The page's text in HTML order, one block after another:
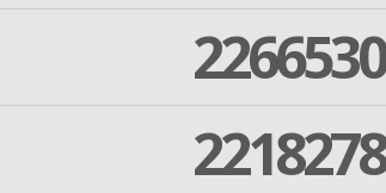
2266530
2218278